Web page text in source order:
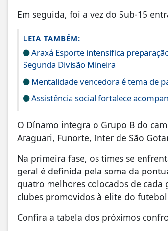
Em seguida, foi a vez do Sub-15
LEIA TAMBÉM:
Araxá Esporte intensifica
Segunda Divisão Mineira
Mentalidade vencedora é tema de
Assistência social fortalece
O Dínamo integra o Grupo B do
Araguari, Funorte, Inter de São
Na primeira fase, os times se
geral é definida pela soma da
quatro melhores colocados de
clubes promovidos à elite do
Confira a tabela dos próximos